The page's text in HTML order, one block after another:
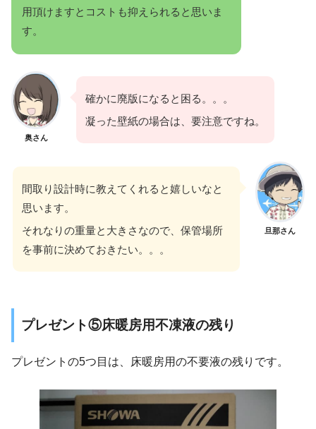
用頂けますとコストも抑えられると思いま
す。
奥さん
確かに廃版になると困る。。。
凝った壁紙の場合は、要注意ですね。
旦那さん
間取り設計時に教えてくれると嬉しいなと
思います。
それなりの重量と大きさなので、保管場所
を事前に決めておきたい。。。
プレゼント⑤床暖房用不凍液の残り
プレゼントの5つ目は、床暖房用の不要液の残りです。